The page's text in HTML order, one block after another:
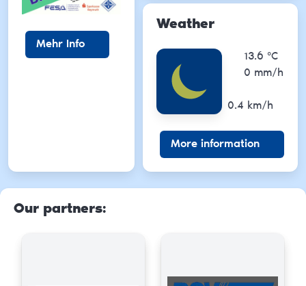
Mehr Info
Weather
13.6 °C
0 mm/h
0.4 km/h
More information
Our partners: